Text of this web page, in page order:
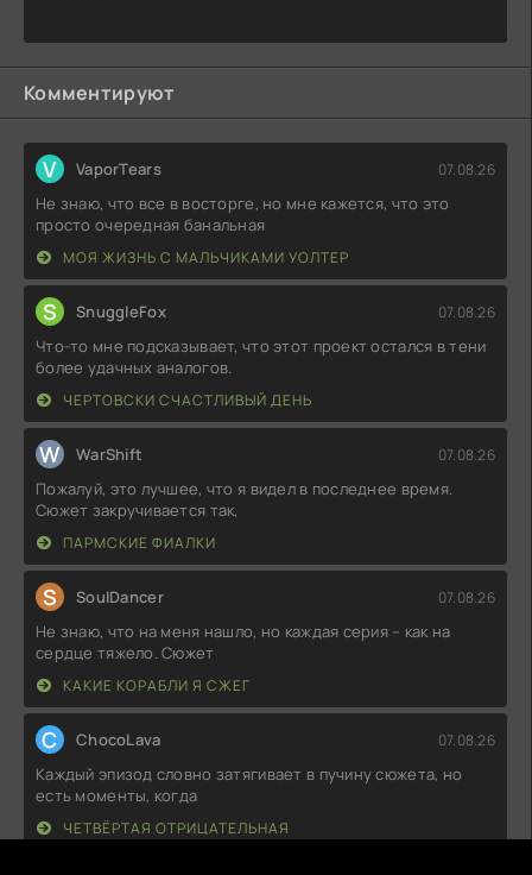
Комментируют
V VaporTears 07.08.26
Не знаю, что все в восторге, но мне кажется, что это
просто очередная банальная
МОЯ ЖИЗНЬ С МАЛЬЧИКАМИ УОЛТЕР
S SnuggleFox 07.08.26
Что-то мне подсказывает, что этот проект остался в тени
более удачных аналогов.
ЧЕРТОВСКИ СЧАСТЛИВЫЙ ДЕНЬ
W WarShift 07.08.26
Пожалуй, это лучшее, что я видел в последнее время.
Сюжет закручивается так,
ПАРМСКИЕ ФИАЛКИ
S SoulDancer 07.08.26
Не знаю, что на меня нашло, но каждая серия – как на
сердце тяжело. Сюжет
КАКИЕ КОРАБЛИ Я СЖЕГ
C ChocoLava 07.08.26
Каждый эпизод словно затягивает в пучину сюжета, но
есть моменты, когда
ЧЕТВЁРТАЯ ОТРИЦАТЕЛЬНАЯ